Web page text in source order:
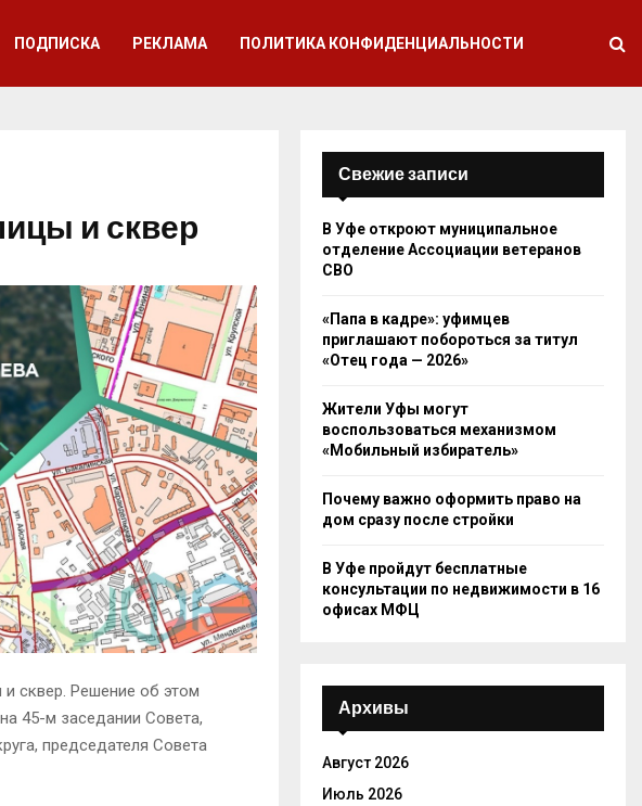
ПОДПИСКА РЕКЛАМА ПОЛИТИКА КОНФИДЕНЦИАЛЬНОСТИ
и сквер
сквер. Решение об этом
45-м заседании Совета,
председателя Совета
Свежие записи
В Уфе откроют муниципальное
отделение Ассоциации ветеранов
СВО
«Папа в кадре»: уфимцев
приглашают побороться за титул
«Отец года — 2026»
Жители Уфы могут
воспользоваться механизмом
«Мобильный избиратель»
Почему важно оформить право на
дом сразу после стройки
В Уфе пройдут бесплатные
консультации по недвижимости в 16
офисах МФЦ
Архивы
Август 2026
Июль 2026